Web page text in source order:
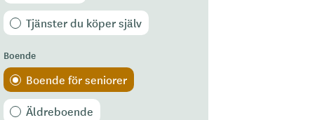
Tjänster du köper själv
Boende
Boende för seniorer
Äldreboende